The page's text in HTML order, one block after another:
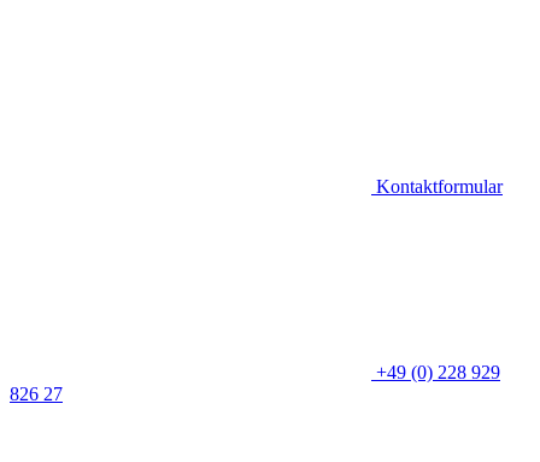
Kontaktformular
+49 (0) 228 929
826 27